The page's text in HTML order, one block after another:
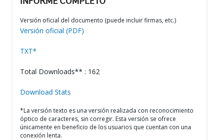
INFORME COMPLETO
Versión oficial del documento (puede incluir firmas, etc.)
Versión oficial (PDF)
TXT*
Total Downloads** : 162
Download Stats
*La versión texto es una versión realizada con reconocimiento
óptico de caracteres, sin corregir. Esta versión se ofrece
únicamente en beneficio de los usuarios que cuentan con una
conexión lenta.